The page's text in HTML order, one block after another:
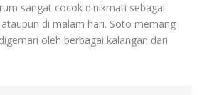
sangat cocok dinikmati sebagai
di malam hari. Soto memang
oleh berbagai kalangan dari